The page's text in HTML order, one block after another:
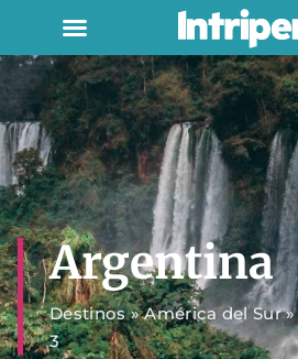
Argentina
Destinos»América del Sur»
3